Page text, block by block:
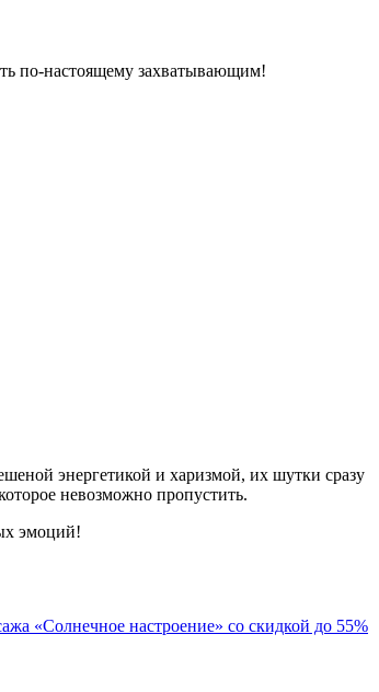
по-настоящему захватывающим!
энергетикой и харизмой, их шутки сразу
невозможно пропустить.
эмоций!
«Солнечное настроение» со скидкой до 55%